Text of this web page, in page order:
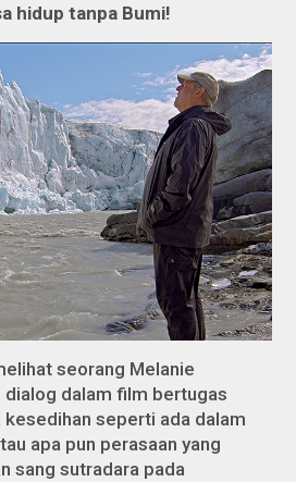
hidup tanpa Bumi!
seorang Melanie
dialog dalam film bertugas
seperti ada dalam
apa pun perasaan yang
sang sutradara pada